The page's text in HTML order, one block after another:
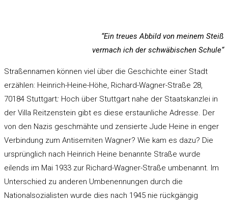
“Ein treues Abbild von meinem Steiß
vermach ich der schwäbischen Schule“
Straßennamen können viel über die Geschichte einer Stadt
erzählen: Heinrich-Heine-Höhe, Richard-Wagner-Straße 28,
70184 Stuttgart: Hoch über Stuttgart nahe der Staatskanzlei in
der Villa Reitzenstein gibt es diese erstaunliche Adresse. Der
von den Nazis geschmähte und zensierte Jude Heine in enger
Verbindung zum Antisemiten Wagner? Wie kam es dazu? Die
ursprünglich nach Heinrich Heine benannte Straße wurde
eilends im Mai 1933 zur Richard-Wagner-Straße umbenannt. Im
Unterschied zu anderen Umbenennungen durch die
Nationalsozialisten wurde dies nach 1945 nie rückgängig